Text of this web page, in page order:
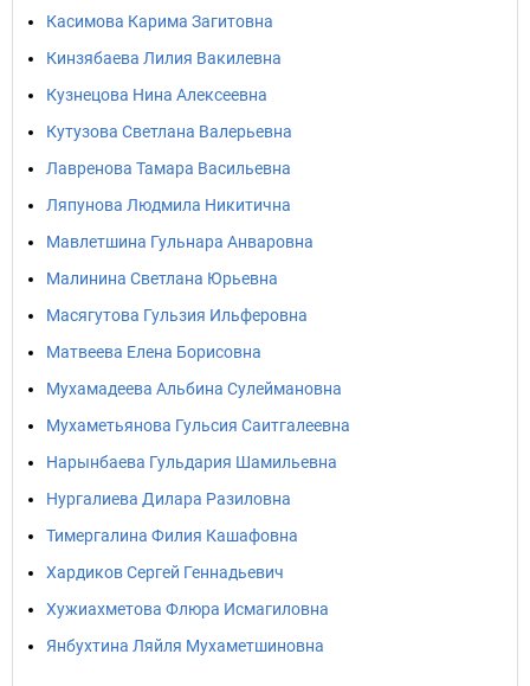
Касимова Карима Загитовна
Кинзябаева Лилия Вакилевна
Кузнецова Нина Алексеевна
Кутузова Светлана Валерьевна
Лавренова Тамара Васильевна
Ляпунова Людмила Никитична
Мавлетшина Гульнара Анваровна
Малинина Светлана Юрьевна
Масягутова Гульзия Ильферовна
Матвеева Елена Борисовна
Мухамадеева Альбина Сулеймановна
Мухаметьянова Гульсия Саитгалеевна
Нарынбаева Гульдария Шамильевна
Нургалиева Дилара Разиловна
Тимергалина Филия Кашафовна
Хардиков Сергей Геннадьевич
Хужиахметова Флюра Исмагиловна
Янбухтина Ляйля Мухаметшиновна